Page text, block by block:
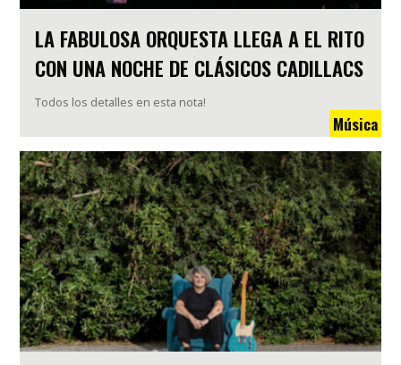
LA FABULOSA ORQUESTA LLEGA A EL RITO
CON UNA NOCHE DE CLÁSICOS CADILLACS
Todos los detalles en esta nota!
Música